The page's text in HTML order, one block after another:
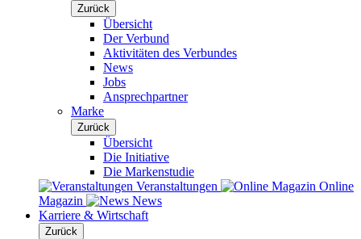
Zurück
Übersicht
Der Verbund
Aktivitäten des Verbundes
News
Jobs
Ansprechpartner
Marke
Zurück
Übersicht
Die Initiative
Die Markenstudie
Veranstaltungen
Online
Magazin
News
Karriere & Wirtschaft
Zurück